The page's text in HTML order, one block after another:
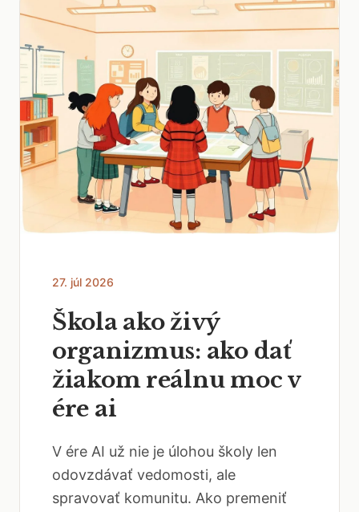
27. júl 2026
Škola ako živý
organizmus: ako dať
žiakom reálnu moc v
ére ai
V ére AI už nie je úlohou školy len
odovzdávať vedomosti, ale
spravovať komunitu. Ako premeniť